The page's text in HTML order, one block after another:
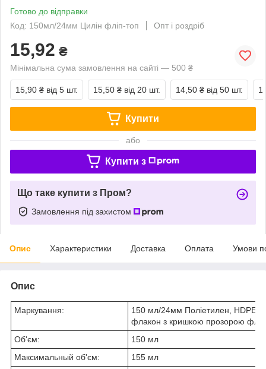
Готово до відправки
Код: 150мл/24мм Цилін фліп-топ
Опт і роздріб
15,92 ₴
Мінімальна сума замовлення на сайті — 500 ₴
15,90 ₴ від 5 шт. 15,50 ₴ від 20 шт. 14,50 ₴ від 50 шт.
Купити
або
Купити з
Що таке купити з Пром?
Замовлення під захистом
Опис Характеристики Доставка Оплата Умови
Опис
Маркування:
150 мл/24мм Поліетилен, HDPE
флакон з кришкою прозорою
Об'єм:
150 мл
Максимальный об'єм:
155 мл